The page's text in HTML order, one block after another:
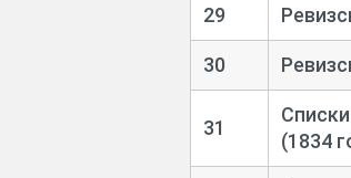
29
30
31
(1834